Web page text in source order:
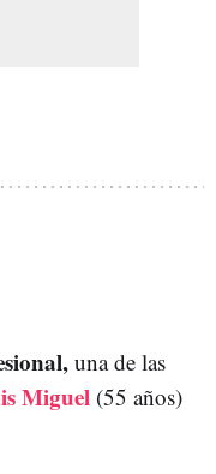
una de las
Miguel (55 años)